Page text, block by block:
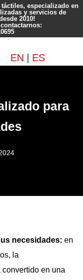
especializado en
y servicios de
2010!
EN ES
para
necesidades: en
la
en una